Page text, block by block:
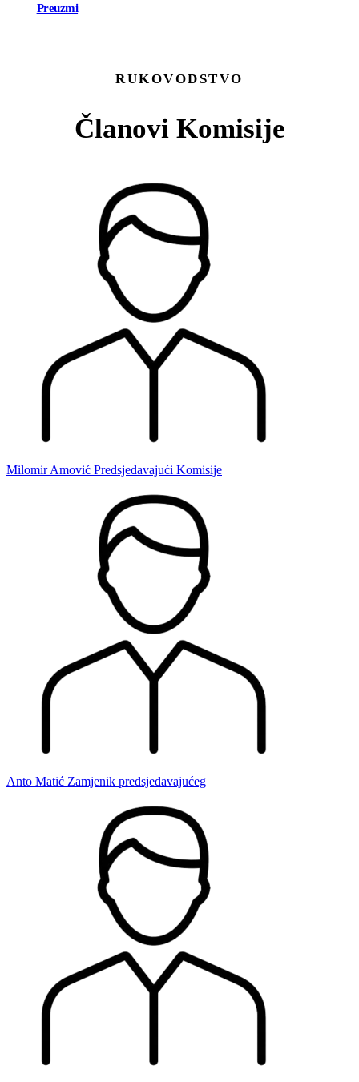
Preuzmi
RUKOVODSTVO
Članovi Komisije
Milomir Amović Predsjedavajući Komisije
Anto Matić Zamjenik predsjedavajućeg